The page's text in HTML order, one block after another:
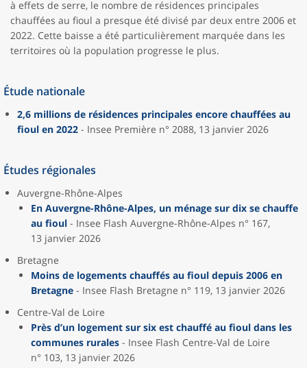
à effets de serre, le nombre de résidences principales
chauffées au fioul a presque été divisé par deux entre 2006 et
2022. Cette baisse a été particulièrement marquée dans les
territoires où la population progresse le plus.
Étude nationale
2,6 millions de résidences principales encore chauffées au
fioul en 2022 - Insee Première n° 2088, 13 janvier 2026
Études régionales
Auvergne-Rhône-Alpes
En Auvergne-Rhône-Alpes, un ménage sur dix se chauffe
au fioul - Insee Flash Auvergne-Rhône-Alpes n° 167,
13 janvier 2026
Bretagne
Moins de logements chauffés au fioul depuis 2006 en
Bretagne - Insee Flash Bretagne n° 119, 13 janvier 2026
Centre-Val de Loire
Près d’un logement sur six est chauffé au fioul dans les
communes rurales - Insee Flash Centre-Val de Loire
n° 103, 13 janvier 2026